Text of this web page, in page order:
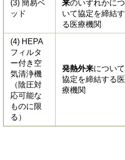
(3) 簡易ベ
ッド
来のいずれかにつ
いて協定を締結す
る医療機関
(4) HEPA
フィルタ
ー付き空
気清浄機
（陰圧対
応可能な
ものに限
る）
発熱外来について
協定を締結する医
療機関